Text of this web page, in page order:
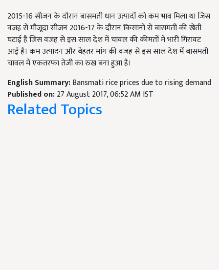
2015-16 सीजन के दौरान बासमती धान उत्पादों को कम भाव मिला था जिस
वजह से मौजूदा सीजन 2016-17 के दौरान किसानों से बासमती की खेती
घटाई है जिस वजह से इस साल देश में चावल की कीमतों में भारी गिरावट
आई है। कम उत्पादन और बेहतर मांग की वजह से इस साल देश में बासमती
चावल में एकतरफा तेजी का रुख बना हुआ है।
English Summary:Bansmati rice prices due to rising demand
Published on:27 August 2017, 06:52 AM IST
Related Topics